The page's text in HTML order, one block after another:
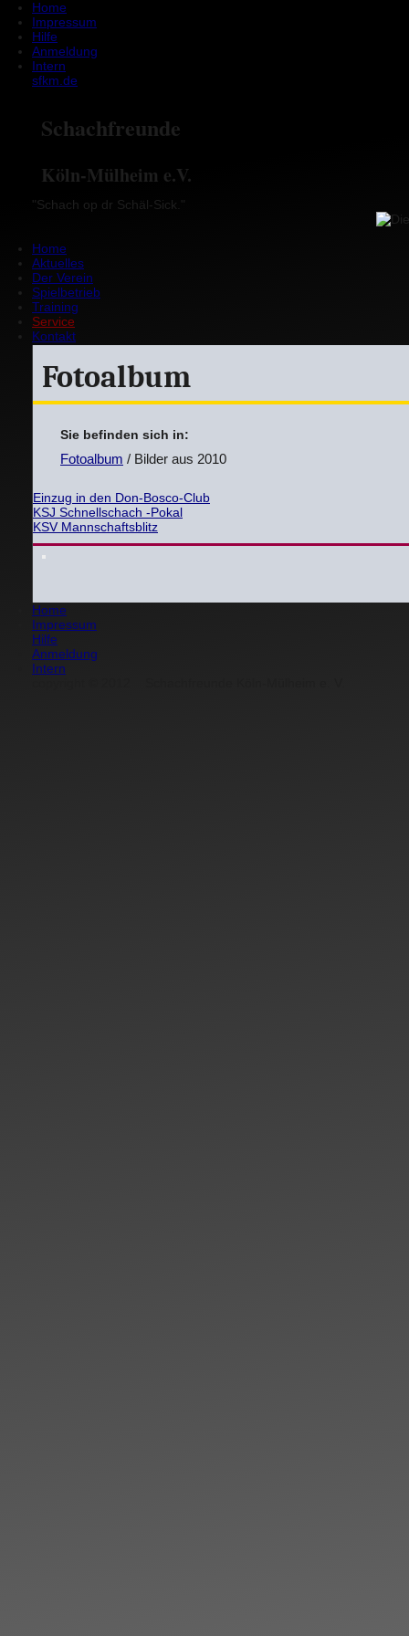
Home
Impressum
Hilfe
Anmeldung
Intern
sfkm.de
Schachfreunde
Köln-Mülheim e.V.
"Schach op dr Schäl-Sick."
Home
Aktuelles
Der Verein
Spielbetrieb
Training
Service
Kontakt
Fotoalbum
Sie befinden sich in:
Fotoalbum / Bilder aus 2010
Einzug in den Don-Bosco-Club
KSJ Schnellschach -Pokal
KSV Mannschaftsblitz
Home
Impressum
Hilfe
Anmeldung
Intern